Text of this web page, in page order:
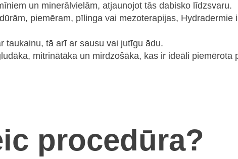
un minerālvielām, atjaunojot tās dabisko līdzsvaru.
piemēram, pīlinga vai mezoterapijas, Hydradermie
taukainu, tā arī ar sausu vai jutīgu ādu.
mitrinātāka un mirdzošāka, kas ir ideāli piemērota
procedūra?